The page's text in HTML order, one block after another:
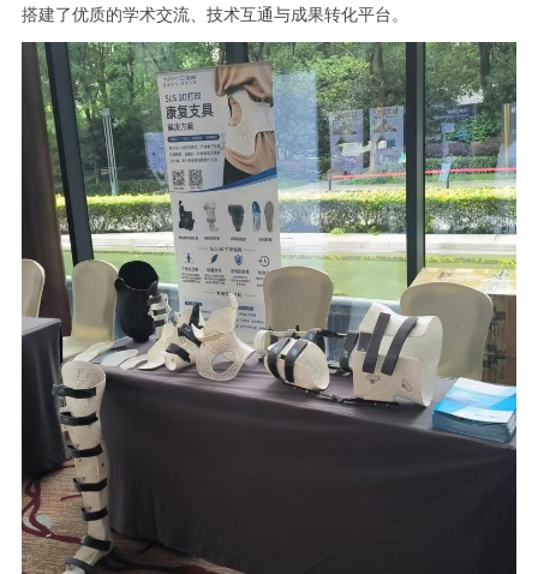
搭建了优质的学术交流、技术互通与成果转化平台。